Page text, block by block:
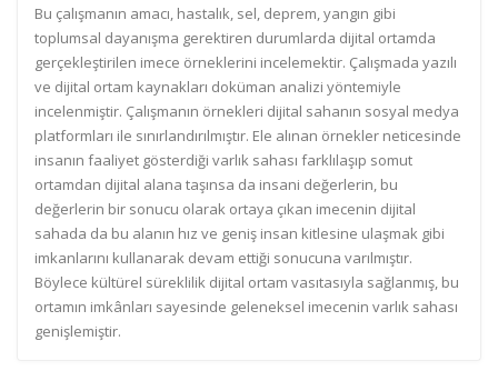
Bu çalışmanın amacı, hastalık, sel, deprem, yangın gibi
toplumsal dayanışma gerektiren durumlarda dijital ortamda
gerçekleştirilen imece örneklerini incelemektir. Çalışmada yazılı
ve dijital ortam kaynakları doküman analizi yöntemiyle
incelenmiştir. Çalışmanın örnekleri dijital sahanın sosyal medya
platformları ile sınırlandırılmıştır. Ele alınan örnekler neticesinde
insanın faaliyet gösterdiği varlık sahası farklılaşıp somut
ortamdan dijital alana taşınsa da insani değerlerin, bu
değerlerin bir sonucu olarak ortaya çıkan imecenin dijital
sahada da bu alanın hız ve geniş insan kitlesine ulaşmak gibi
imkanlarını kullanarak devam ettiği sonucuna varılmıştır.
Böylece kültürel süreklilik dijital ortam vasıtasıyla sağlanmış, bu
ortamın imkânları sayesinde geleneksel imecenin varlık sahası
genişlemiştir.